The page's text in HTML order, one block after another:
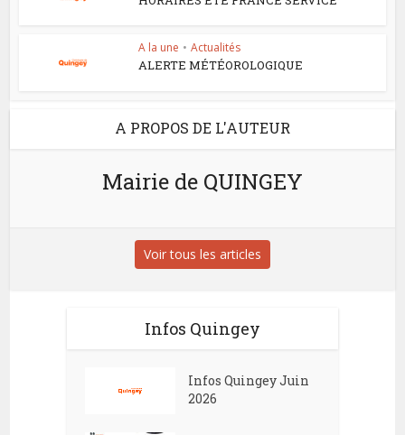
A la une • Actualités
ALERTE MÉTÉOROLOGIQUE
A PROPOS DE L'AUTEUR
Mairie de QUINGEY
Voir tous les articles
Infos Quingey
Infos Quingey Juin
2026